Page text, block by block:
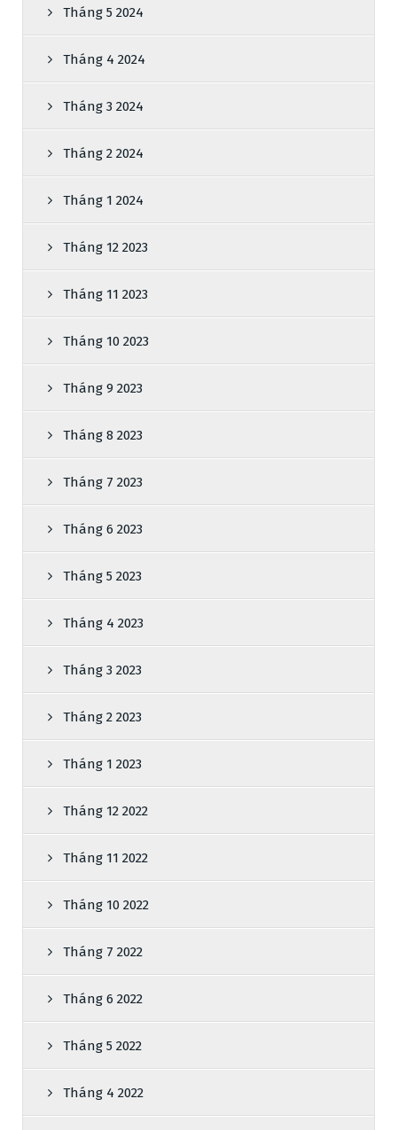
Tháng 5 2024
Tháng 4 2024
Tháng 3 2024
Tháng 2 2024
Tháng 1 2024
Tháng 12 2023
Tháng 11 2023
Tháng 10 2023
Tháng 9 2023
Tháng 8 2023
Tháng 7 2023
Tháng 6 2023
Tháng 5 2023
Tháng 4 2023
Tháng 3 2023
Tháng 2 2023
Tháng 1 2023
Tháng 12 2022
Tháng 11 2022
Tháng 10 2022
Tháng 7 2022
Tháng 6 2022
Tháng 5 2022
Tháng 4 2022